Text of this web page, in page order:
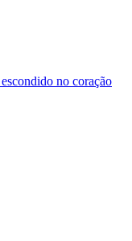
no coração